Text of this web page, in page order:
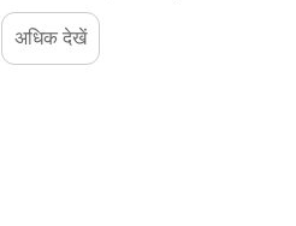
कुछ कितना अलग होगा।
अधिक देखें